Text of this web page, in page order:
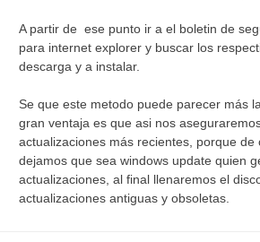
A partir de ese punto ir a el boletin de
para internet explorer y buscar los
descarga y a instalar.
Se que este metodo puede parecer más
gran ventaja es que asi nos
actualizaciones más recientes, porque de
dejamos que sea windows update quien
actualizaciones, al final llenaremos el
actualizaciones antiguas y obsoletas.